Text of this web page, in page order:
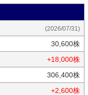
(2026/07/31)
30,600株
+18,000株
306,400株
+2,600株